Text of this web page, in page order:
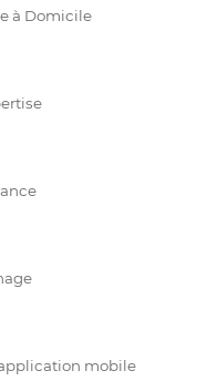
à Domicile
mobile